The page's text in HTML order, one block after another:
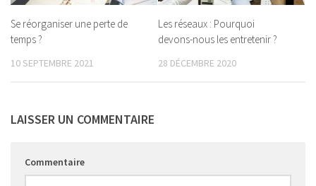
Se réorganiser une perte de
temps ?
10 SEPTEMBRE 2021
Les réseaux : Pourquoi
devons-nous les entretenir ?
28 DÉCEMBRE 2020
LAISSER UN COMMENTAIRE
Commentaire